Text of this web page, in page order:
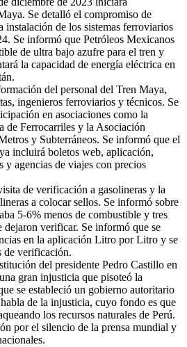
Se detalló el compromiso de
instalación de los sistemas ferroviarios
Se informó que Petróleos Mexicanos
de ultra bajo azufre para el tren y
la capacidad de energía eléctrica en
del personal del Tren Maya,
ingenieros ferroviarios y técnicos. Se
en asociaciones como la
de Ferrocarriles y la Asociación
y Subterráneos. Se informó que el
incluirá boletos web, aplicación,
y agencias de viajes con precios
de verificación a gasolineras y la
a colocar sellos. Se informó sobre
5-6% menos de combustible y tres
dejaron verificar. Se informó que se
en la aplicación Litro por Litro y se
de verificación.
del presidente Pedro Castillo en
gran injusticia que pisoteó la
se estableció un gobierno autoritario
de la injusticia, cuyo fondo es que
los recursos naturales de Perú.
por el silencio de la prensa mundial y